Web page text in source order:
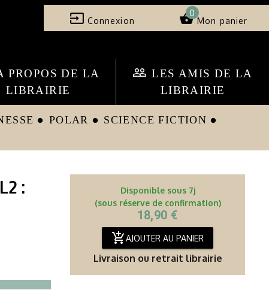
input Connexion shopping_basket
0
Mon panier
PROPOS DE LA
LIBRAIRIE
people_outline LES AMIS DE LA
LIBRAIRIE
circle POLAR circle SCIENCE FICTION circle
:
Disponible sous 7j
(sous réserve de confirmation)
18,90 €
add_shopping_cartAJOUTER AU PANIER
Livraison ou retrait librairie